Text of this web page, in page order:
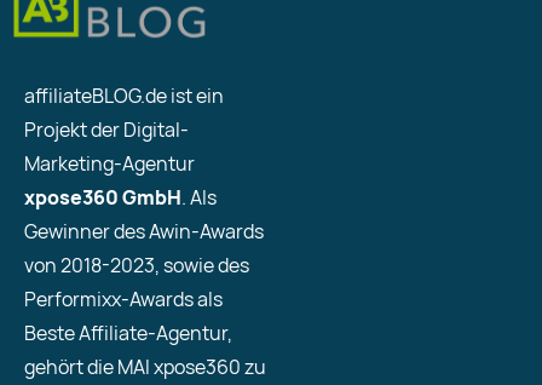
affiliateBLOG.de ist ein
Projekt der Digital-
Marketing-Agentur
xpose360 GmbH. Als
Gewinner des Awin-Awards
von 2018-2023, sowie des
Performixx-Awards als
Beste Affiliate-Agentur,
gehört die MAI xpose360 zu